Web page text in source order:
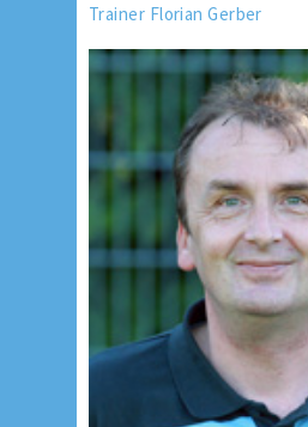
Trainer Florian Gerber